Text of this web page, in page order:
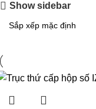
Show sidebar